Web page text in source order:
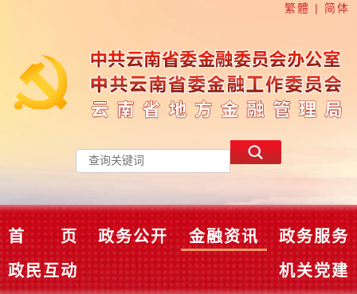
繁體 | 简体
首 页 政务公开 金融资讯
政务服务
政民互动
机关党建